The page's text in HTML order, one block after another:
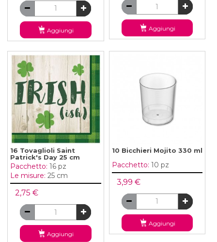
Aggiungi Aggiungi
16 Tovaglioli Saint
Patrick's Day 25 cm
Pacchetto: 16 pz
Le misure: 25 cm
2,75 €
Aggiungi
10 Bicchieri Mojito 330 ml
Pacchetto: 10 pz
3,99 €
Aggiungi